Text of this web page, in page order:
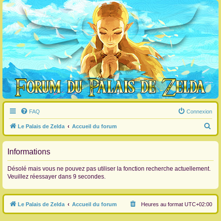
FAQ Connexion
Le Palais de Zelda Accueil du forum
e
h
c
Informations
Désolé mais vous ne pouvez pas utiliser la fonction recherche actuellement.
Veuillez réessayer dans 9 secondes.
Le Palais de Zelda Accueil du forum Heures au format UTC+02:00